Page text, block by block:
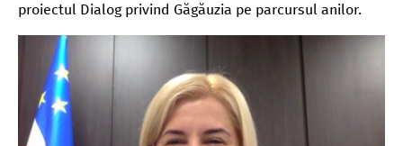
proiectul Dialog privind Găgăuzia pe parcursul anilor.